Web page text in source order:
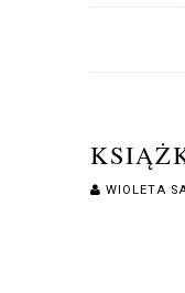
WIOLETA